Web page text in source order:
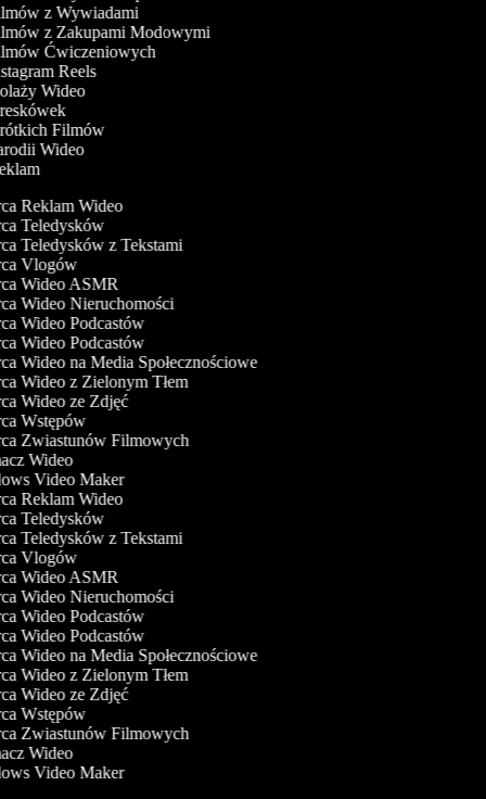
z Wywiadami
z Zakupami Modowymi
Ćwiczeniowych
Reels
Wideo
Filmów
Wideo
Reklam Wideo
Teledysków
Teledysków z Tekstami
Vlogów
Wideo ASMR
Wideo Nieruchomości
Wideo Podcastów
Wideo Podcastów
Wideo na Media Społecznościowe
Wideo z Zielonym Tłem
Wideo ze Zdjęć
Wstępów
Zwiastunów Filmowych
Wideo
Video Maker
Reklam Wideo
Teledysków
Teledysków z Tekstami
Vlogów
Wideo ASMR
Wideo Nieruchomości
Wideo Podcastów
Wideo Podcastów
Wideo na Media Społecznościowe
Wideo z Zielonym Tłem
Wideo ze Zdjęć
Wstępów
Zwiastunów Filmowych
Wideo
Video Maker